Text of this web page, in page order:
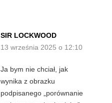
SIR LOCKWOOD
13 września 2025 o 12:10
Ja bym nie chciał, jak
wynika z obrazku
podpisanego „porównanie